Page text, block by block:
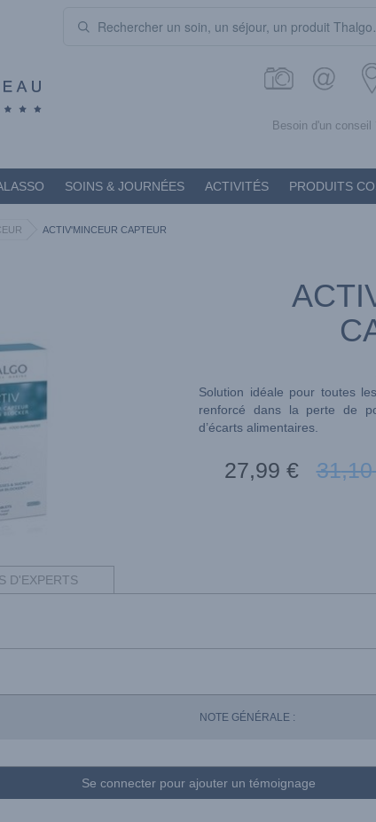
SOINS & JOURNÉES ACTIVITÉS PRODUITS
Besoin d'un conseil
ACTIV'MINCEUR CAPTEUR
Solution idéale pour toutes
renforcé dans la perte de
d’écarts alimentaires.
27,99 € 31,10
D'EXPERTS
NOTE GÉNÉRALE :
Se connecter pour ajouter un témoignage